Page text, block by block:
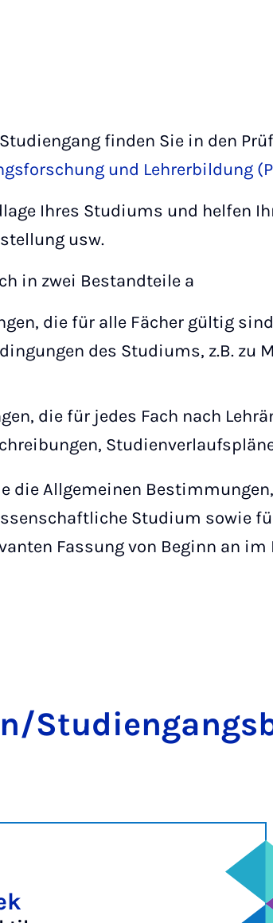
finden Sie in den
und Lehrerbildung
Ihres Studiums und helfen
usw.
in zwei Bestandteile a
die für alle Fächer gültig
des Studiums, z.B. zu
die für jedes Fach nach
die Allgemeinen
Studium sowie
Fassung von Beginn an im